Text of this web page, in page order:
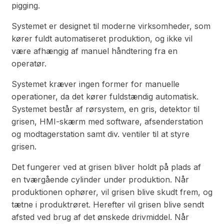
pigging.
Systemet er designet til moderne virksomheder, som
kører fuldt automatiseret produktion, og ikke vil
være afhængig af manuel håndtering fra en
operatør.
Systemet kræver ingen former for manuelle
operationer, da det kører fuldstændig automatisk.
Systemet består af rørsystem, en gris, detektor til
grisen, HMI-skærm med software, afsenderstation
og modtagerstation samt div. ventiler til at styre
grisen.
Det fungerer ved at grisen bliver holdt på plads af
en tværgående cylinder under produktion. Når
produktionen ophører, vil grisen blive skudt frem, og
tætne i produktrøret. Herefter vil grisen blive sendt
afsted ved brug af det ønskede drivmiddel. Når